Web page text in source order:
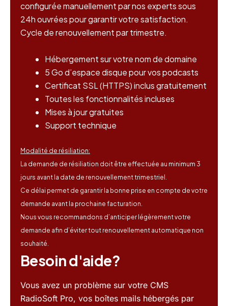
configurée manuellement par nos experts sous
24h ouvrées pour garantir votre satisfaction.
Cycle de renouvellement par trimestre.
Hébergement sur votre nom de domaine
5 Go d’espace disque pour vos podcasts
Certificat SSL (HTTPS) inclus gratuitement
Toutes les fonctionnalités incluses
Mises à jour gratuites
Support technique
Modalité de résiliation:
La demande de résiliation doit être effectuée au minimum 3
jours avant la date de renouvellement trimestriel.
Ce délai permet de garantir la bonne prise en compte de votre
demande avant la prochaine facturation.
Nous vous recommandons d’anticiper légèrement votre
demande afin d’éviter tout renouvellement automatique non
souhaité.
Besoin d'aide?
Vous avez un problème sur votre CMS
RadioSoft Pro, vos boîtes mails hébergés par